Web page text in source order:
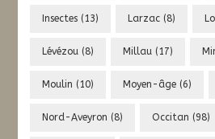
Insectes (13) Larzac (8)
Lévézou (8) Millau (17)
Moulin (10) Moyen-âge (6)
Nord-Aveyron (8) Occitan (98)